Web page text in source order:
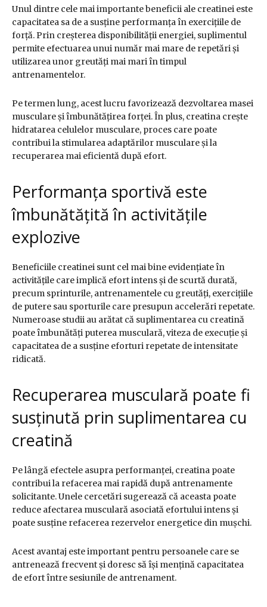
Unul dintre cele mai importante beneficii ale creatinei este
capacitatea sa de a susține performanța în exercițiile de
forță. Prin creșterea disponibilității energiei, suplimentul
permite efectuarea unui număr mai mare de repetări și
utilizarea unor greutăți mai mari în timpul
antrenamentelor.
Pe termen lung, acest lucru favorizează dezvoltarea masei
musculare și îmbunătățirea forței. În plus, creatina crește
hidratarea celulelor musculare, proces care poate
contribui la stimularea adaptărilor musculare și la
recuperarea mai eficientă după efort.
Performanța sportivă este
îmbunătățită în activitățile
explozive
Beneficiile creatinei sunt cel mai bine evidențiate în
activitățile care implică efort intens și de scurtă durată,
precum sprinturile, antrenamentele cu greutăți, exercițiile
de putere sau sporturile care presupun accelerări repetate.
Numeroase studii au arătat că suplimentarea cu creatină
poate îmbunătăți puterea musculară, viteza de execuție și
capacitatea de a susține eforturi repetate de intensitate
ridicată.
Recuperarea musculară poate fi
susținută prin suplimentarea cu
creatină
Pe lângă efectele asupra performanței, creatina poate
contribui la refacerea mai rapidă după antrenamente
solicitante. Unele cercetări sugerează că aceasta poate
reduce afectarea musculară asociată efortului intens și
poate susține refacerea rezervelor energetice din mușchi.
Acest avantaj este important pentru persoanele care se
antrenează frecvent și doresc să își mențină capacitatea
de efort între sesiunile de antrenament.